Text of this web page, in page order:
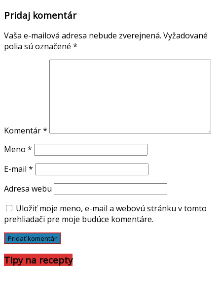
Pridaj komentár
Vaša e-mailová adresa nebude zverejnená. Vyžadované
polia sú označené *
Komentár*
Meno *
E-mail *
Adresa webu
Uložiť moje meno, e-mail a webovú stránku v tomto
prehliadači pre moje budúce komentáre.
Tipy na recepty